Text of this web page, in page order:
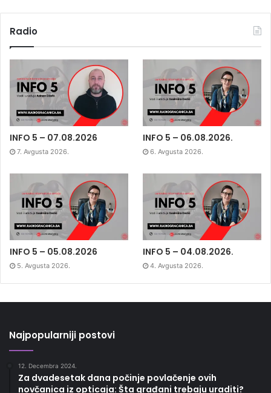
Radio
INFO 5 – 07.08.2026
7. Avgusta 2026.
INFO 5 – 06.08.2026.
6. Avgusta 2026.
INFO 5 – 05.08.2026
5. Avgusta 2026.
INFO 5 – 04.08.2026.
4. Avgusta 2026.
Najpopularniji postovi
12. Decembra 2024.
Za dvadesetak dana počinje povlačenje ovih
novčanica iz opticaja: Šta građani trebaju uraditi?